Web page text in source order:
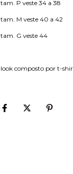
tam. P veste 34 a 38
tam. M veste 40 a 42
tam. G veste 44
look composto por t-